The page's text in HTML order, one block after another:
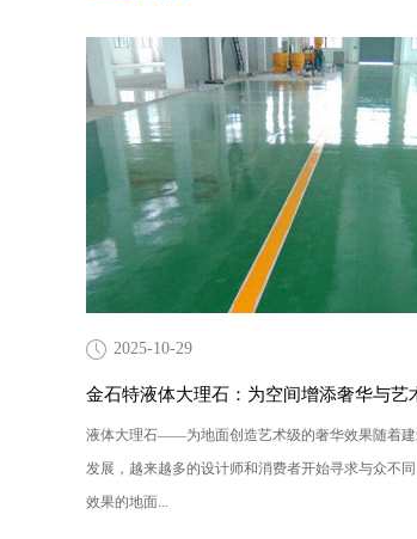
2025-10-29
金石特液体大理石：为空间增添奢华与艺
液体大理石——为地面创造艺术级的奢华效果随着建
发展，越来越多的设计师和消费者开始寻求与众不
效果的地面...